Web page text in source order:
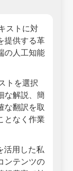
ストに対
提供する革
の人工知能
トを選択
な解説、簡
な翻訳を取
となく作業
活用した私
ンテンツの